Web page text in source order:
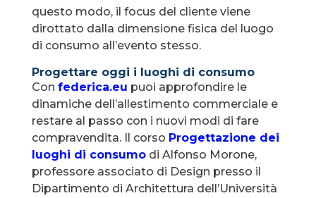
questo modo, il focus del cliente viene
dirottato dalla dimensione fisica del luogo
di consumo all’evento stesso.
Progettare oggi i luoghi di consumo
Con federica.eu puoi approfondire le
dinamiche dell’allestimento commerciale e
restare al passo con i nuovi modi di fare
compravendita. Il corso Progettazione dei
luoghi di consumodi Alfonso Morone,
professore associato di Design presso il
Dipartimento di Architettura dell’Università